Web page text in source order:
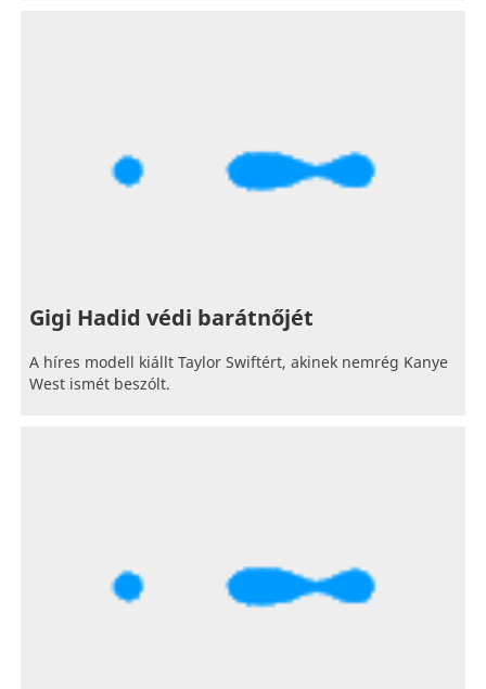
Gigi Hadid védi barátnőjét
A híres modell kiállt Taylor Swiftért, akinek nemrég Kanye
West ismét beszólt.